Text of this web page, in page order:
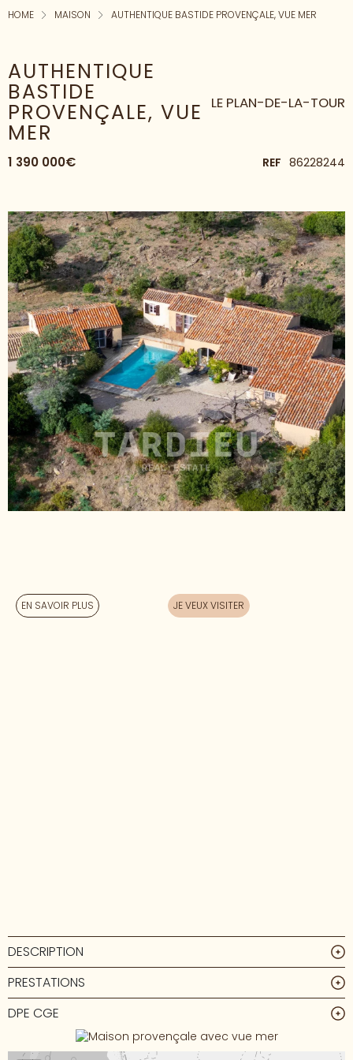
HOME MAISON AUTHENTIQUE BASTIDE PROVENÇALE, VUE MER
AUTHENTIQUE
BASTIDE
PROVENÇALE, VUE
MER
LE PLAN-DE-LA-TOUR
1 390 000€ REF 86228244
EN SAVOIR PLUS JE VEUX VISITER
DESCRIPTION
PRESTATIONS
DPE CGE